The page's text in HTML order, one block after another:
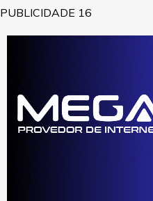
PUBLICIDADE 16